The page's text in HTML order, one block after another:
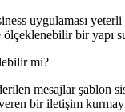
uygulaması
bir yapı
mi?
mesajlar şablon
bir iletişim